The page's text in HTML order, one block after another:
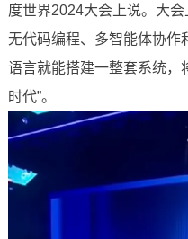
度世界2024大会上说。大
无代码编程、多智能体协作
语言就能搭建一整套系统，
时代”。